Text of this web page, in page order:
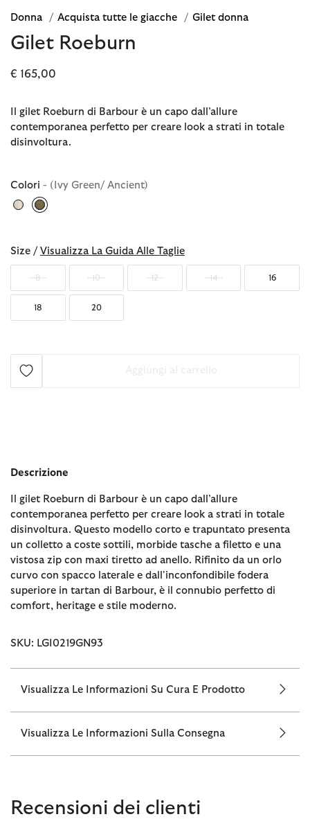
Donna / Acquista tutte le giacche / Gilet donna
Gilet Roeburn
€ 165,00
Il gilet Roeburn di Barbour è un capo dall’allure
contemporanea perfetto per creare look a strati in totale
disinvoltura.
Colori - (Ivy Green/ Ancient)
Size / Visualizza La Guida Alle Taglie
8 10 12 14 16
18 20
Descrizione
Il gilet Roeburn di Barbour è un capo dall’allure
contemporanea perfetto per creare look a strati in totale
disinvoltura. Questo modello corto e trapuntato presenta
un colletto a coste sottili, morbide tasche a filetto e una
vistosa zip con maxi tiretto ad anello. Rifinito da un orlo
curvo con spacco laterale e dall'inconfondibile fodera
superiore in tartan di Barbour, è il connubio perfetto di
comfort, heritage e stile moderno.
SKU: LGI0219GN93
Visualizza Le Informazioni Su Cura E Prodotto
Visualizza Le Informazioni Sulla Consegna
Recensioni dei clienti